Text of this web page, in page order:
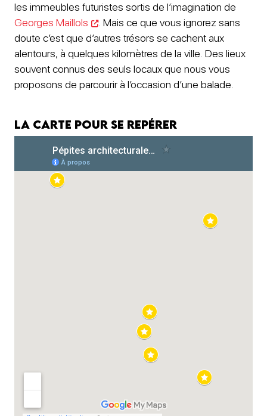
les immeubles futuristes sortis de l’imagination de
Georges Maillols
. Mais ce que vous ignorez sans
doute c’est que d’autres trésors se cachent aux
alentours, à quelques kilomètres de la ville. Des lieux
souvent connus des seuls locaux que nous vous
proposons de parcourir à l’occasion d’une balade.
La carte pour se repérer